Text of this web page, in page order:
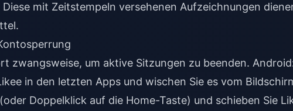
mit Zeitstempeln versehenen Aufzeichnungen
zwangsweise, um aktive Sitzungen zu beenden.
in den letzten Apps und wischen Sie es vom
Doppelklick auf die Home-Taste) und schieben Sie